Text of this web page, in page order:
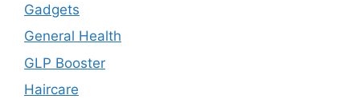
Gadgets
General Health
GLP Booster
Haircare